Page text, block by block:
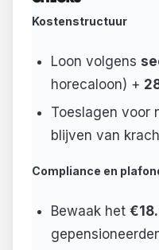
Kostenstructuur
Loon volgens
horecaloon) +
Toeslagen voor
blijven van
Compliance en
Bewaak het